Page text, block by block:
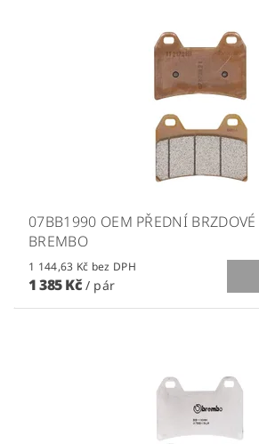
07BB1990 OEM PŘEDNÍ BRZDOVÉ
BREMBO
1 144,63 Kč bez DPH
1 385 Kč / pár